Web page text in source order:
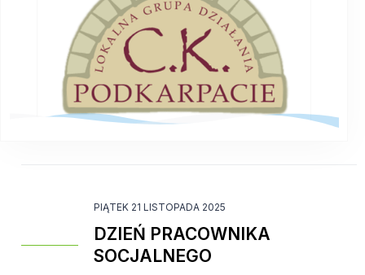
PIĄTEK 21 LISTOPADA 2025
DZIEŃ PRACOWNIKA
SOCJALNEGO